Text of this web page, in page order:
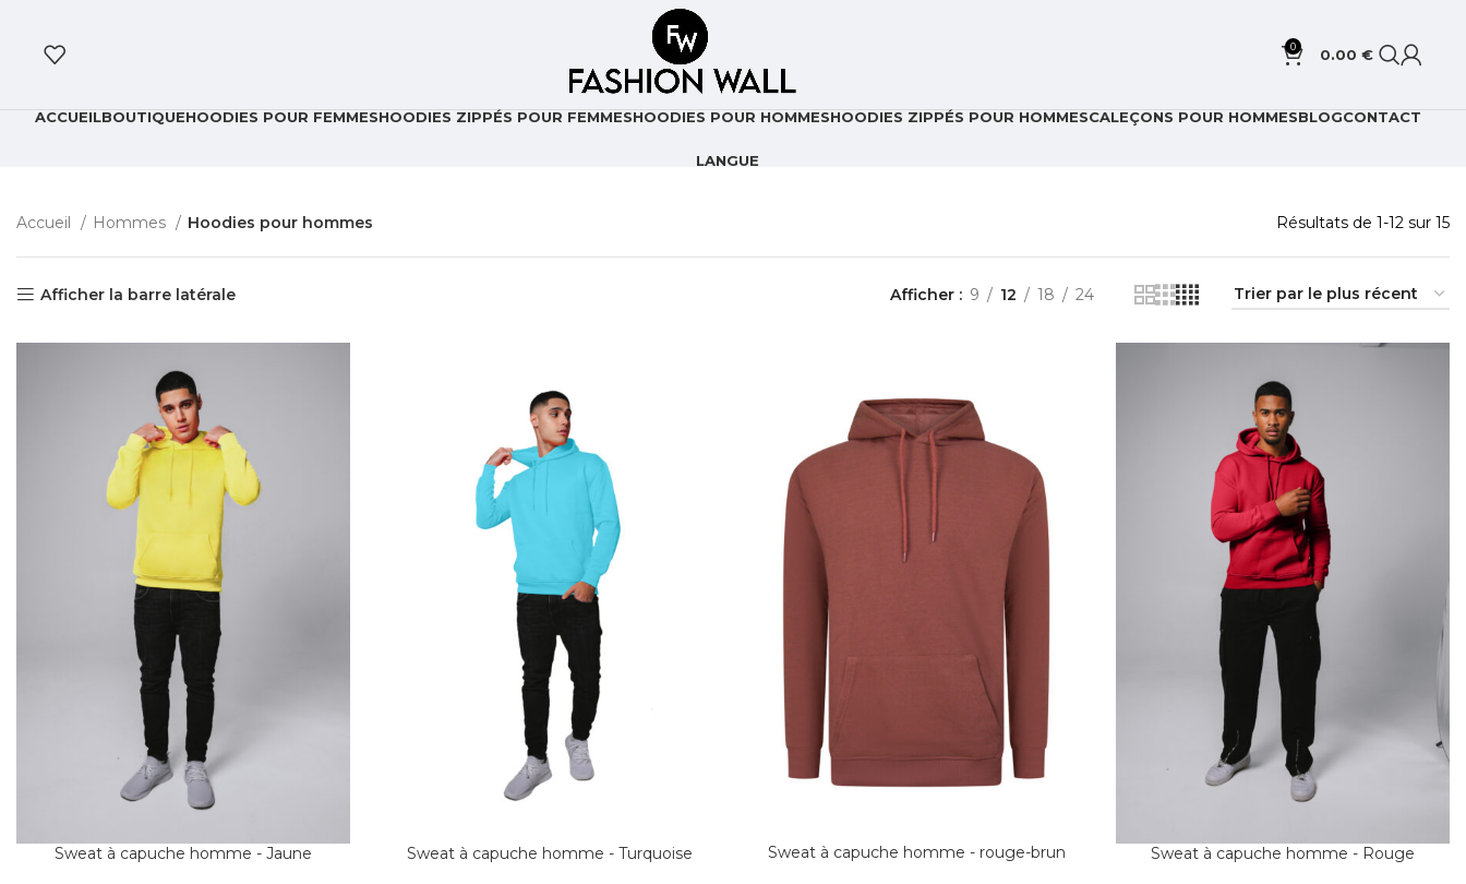
0 0.00 €
ACCUEILBOUTIQUEHOODIES POUR FEMMESHOODIES ZIPPÉS POUR FEMMESHOODIES POUR HOMMESHOODIES ZIPPÉS POUR HOMMESCALEÇONS POUR HOMMESBLOGCONTACT
LANGUE
Accueil Hommes Hoodies pour hommes Résultats de 1-12 sur 15
Afficher la barre latérale Afficher 9 12 18 24
Sweat à capuche homme - Jaune Sweat à capuche homme - Turquoise Sweat à capuche homme - rouge-brun Sweat à capuche homme - Rouge